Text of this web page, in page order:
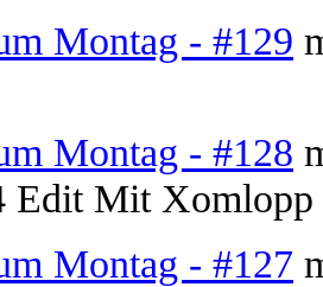
Montag - #129
Montag - #128
Edit Mit
Montag - #127